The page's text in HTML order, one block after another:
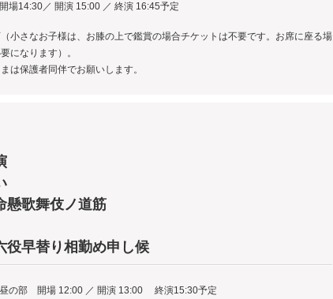
開場14:30／ 開演 15:00 ／ 終演 16:45予定
小さなお子様は、お膝の上で鑑賞の場合チケットは不要です。お席に座る場
になります）。
は保護者同伴でお願いします。
歌舞伎ノ道筋
役早替り相勤め申し候
昼の部 開場 12:00 ／ 開演 13:00 終演15:30予定